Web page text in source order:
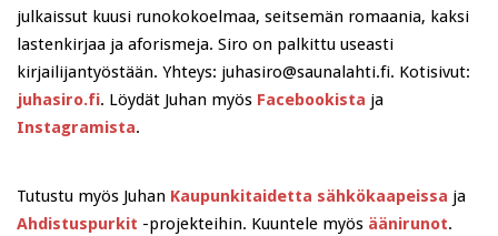
julkaissut kuusi runokokoelmaa, seitsemän romaania, kaksi
lastenkirjaa ja aforismeja. Siro on palkittu useasti
kirjailijantyöstään. Yhteys: juhasiro@saunalahti.fi. Kotisivut:
juhasiro.fi. Löydät Juhan myös Facebookista ja
Instagramista.
Tutustu myös Juhan Kaupunkitaidetta sähkökaapeissa ja
Ahdistuspurkit -projekteihin. Kuuntele myös äänirunot.